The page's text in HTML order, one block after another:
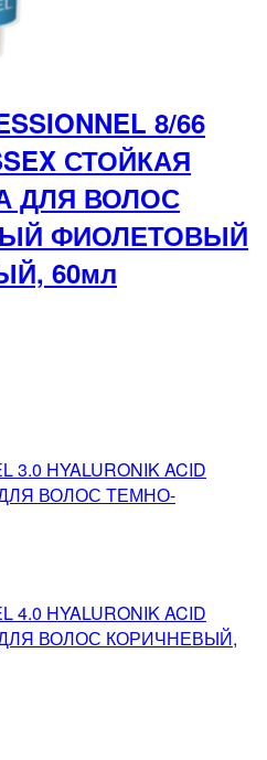
8/66
СТОЙКАЯ
ДЛЯ ВОЛОС
ФИОЛЕТОВЫЙ
60мл
3.0 HYALURONIK ACID
ВОЛОС ТЕМНО-
4.0 HYALURONIK ACID
ВОЛОС КОРИЧНЕВЫЙ,